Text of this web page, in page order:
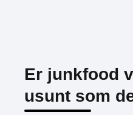
Er junkfood
usunt som